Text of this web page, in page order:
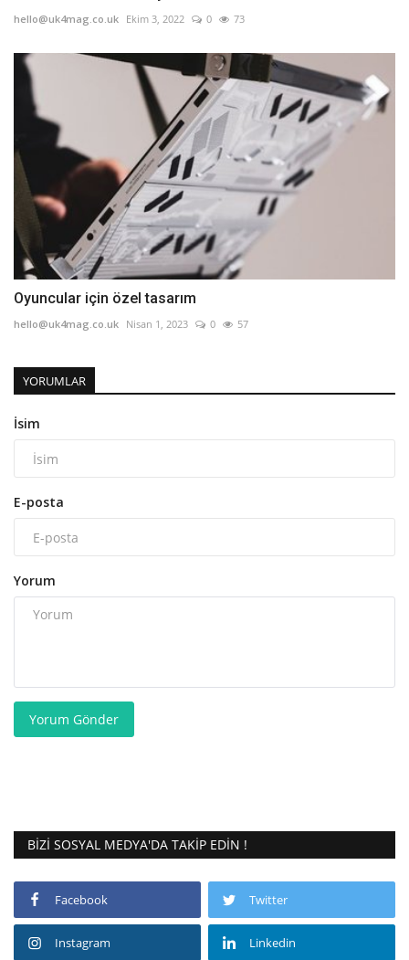
hello@uk4mag.co.uk Ekim 3, 2022 0 73
Oyuncular için özel tasarım
hello@uk4mag.co.uk Nisan 1, 2023 0 57
YORUMLAR
İsim
E-posta
Yorum
Yorum Gönder
BIZI SOSYAL MEDYA'DA TAKIP EDIN !
Facebook Twitter
Instagram Linkedin